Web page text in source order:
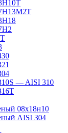
— AISI 310
08х18н10
AISI 304